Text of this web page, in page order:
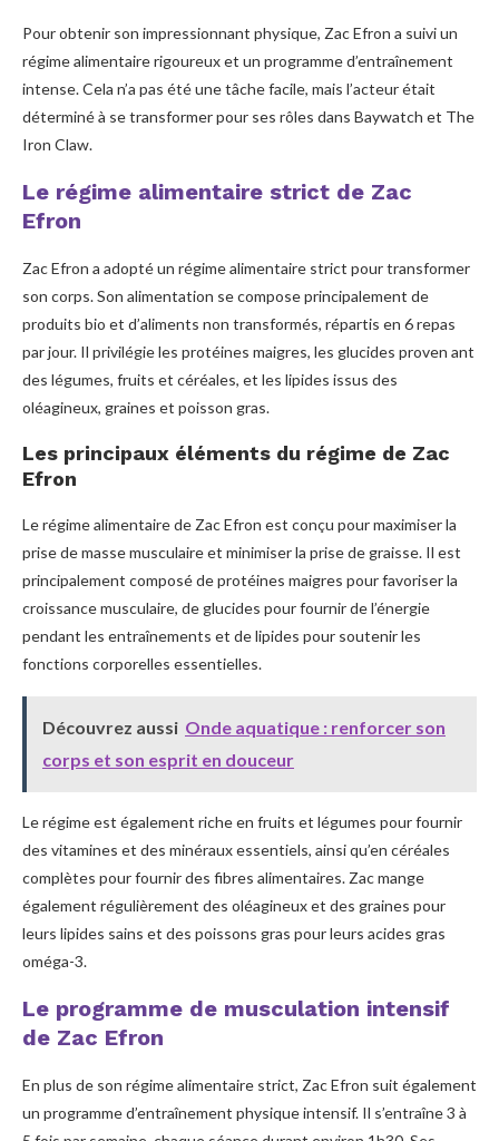
Pour obtenir son impressionnant physique, Zac Efron a suivi un
régime alimentaire rigoureux et un programme d’entraînement
intense. Cela n’a pas été une tâche facile, mais l’acteur était
déterminé à se transformer pour ses rôles dans Baywatch et The
Iron Claw.
Le régime alimentaire strict de Zac
Efron
Zac Efron a adopté un régime alimentaire strict pour transformer
son corps. Son alimentation se compose principalement de
produits bio et d’aliments non transformés, répartis en 6 repas
par jour. Il privilégie les protéines maigres, les glucides proven ant
des légumes, fruits et céréales, et les lipides issus des
oléagineux, graines et poisson gras.
Les principaux éléments du régime de Zac
Efron
Le régime alimentaire de Zac Efron est conçu pour maximiser la
prise de masse musculaire et minimiser la prise de graisse. Il est
principalement composé de protéines maigres pour favoriser la
croissance musculaire, de glucides pour fournir de l’énergie
pendant les entraînements et de lipides pour soutenir les
fonctions corporelles essentielles.
Découvrez aussi Onde aquatique : renforcer son
corps et son esprit en douceur
Le régime est également riche en fruits et légumes pour fournir
des vitamines et des minéraux essentiels, ainsi qu’en céréales
complètes pour fournir des fibres alimentaires. Zac mange
également régulièrement des oléagineux et des graines pour
leurs lipides sains et des poissons gras pour leurs acides gras
oméga-3.
Le programme de musculation intensif
de Zac Efron
En plus de son régime alimentaire strict, Zac Efron suit également
un programme d’entraînement physique intensif. Il s’entraîne 3 à